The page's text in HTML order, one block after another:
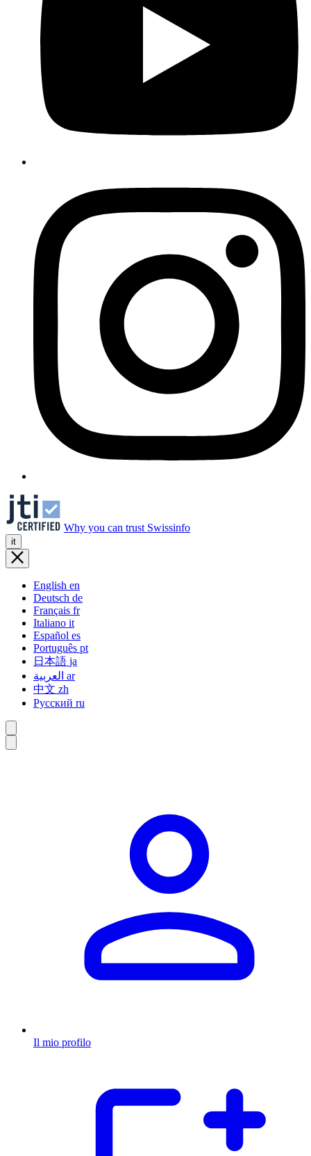
Why you can trust Swissinfo
it
English en
Deutsch de
Français fr
Italiano it
Español es
Português pt
日本語 ja
ar
中文 zh
Русский ru
Il mio profilo